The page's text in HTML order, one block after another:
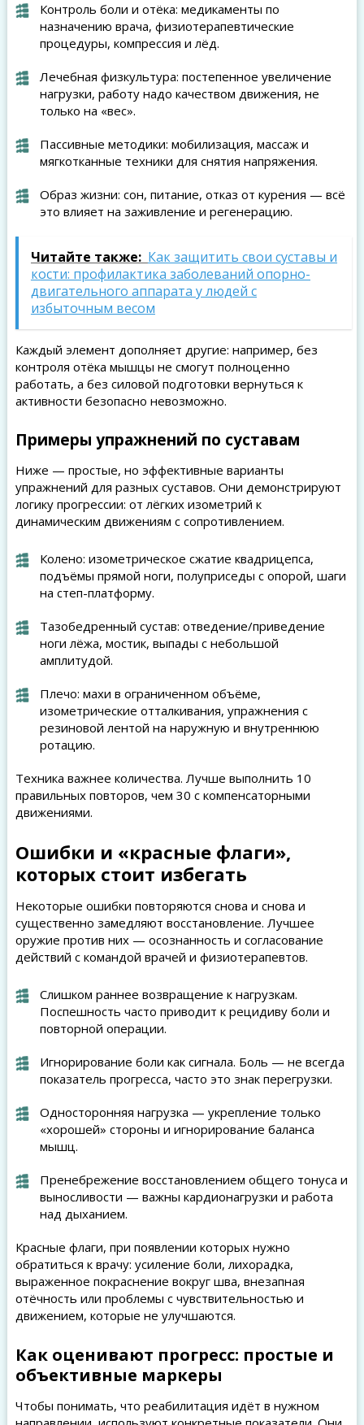
Контроль боли и отёка: медикаменты по
назначению врача, физиотерапевтические
процедуры, компрессия и лёд.
Лечебная физкультура: постепенное увеличение
нагрузки, работу надо качеством движения, не
только на «вес».
Пассивные методики: мобилизация, массаж и
мягкотканные техники для снятия напряжения.
Образ жизни: сон, питание, отказ от курения — всё
это влияет на заживление и регенерацию.
Читайте также: Как защитить свои суставы и
кости: профилактика заболеваний опорно-
двигательного аппарата у людей с
избыточным весом
Каждый элемент дополняет другие: например, без
контроля отёка мышцы не смогут полноценно
работать, а без силовой подготовки вернуться к
активности безопасно невозможно.
Примеры упражнений по суставам
Ниже — простые, но эффективные варианты
упражнений для разных суставов. Они демонстрируют
логику прогрессии: от лёгких изометрий к
динамическим движениям с сопротивлением.
Колено: изометрическое сжатие квадрицепса,
подъёмы прямой ноги, полуприседы с опорой, шаги
на степ-платформу.
Тазобедренный сустав: отведение/приведение
ноги лёжа, мостик, выпады с небольшой
амплитудой.
Плечо: махи в ограниченном объёме,
изометрические отталкивания, упражнения с
резиновой лентой на наружную и внутреннюю
ротацию.
Техника важнее количества. Лучше выполнить 10
правильных повторов, чем 30 с компенсаторными
движениями.
Ошибки и «красные флаги»,
которых стоит избегать
Некоторые ошибки повторяются снова и снова и
существенно замедляют восстановление. Лучшее
оружие против них — осознанность и согласование
действий с командой врачей и физиотерапевтов.
Слишком раннее возвращение к нагрузкам.
Поспешность часто приводит к рецидиву боли и
повторной операции.
Игнорирование боли как сигнала. Боль — не всегда
показатель прогресса, часто это знак перегрузки.
Односторонняя нагрузка — укрепление только
«хорошей» стороны и игнорирование баланса
мышц.
Пренебрежение восстановлением общего тонуса и
выносливости — важны кардионагрузки и работа
над дыханием.
Красные флаги, при появлении которых нужно
обратиться к врачу: усиление боли, лихорадка,
выраженное покраснение вокруг шва, внезапная
отёчность или проблемы с чувствительностью и
движением, которые не улучшаются.
Как оценивают прогресс: простые и
объективные маркеры
Чтобы понимать, что реабилитация идёт в нужном